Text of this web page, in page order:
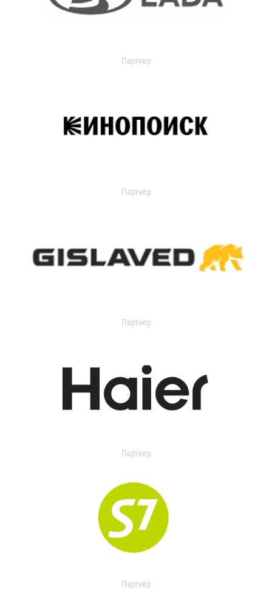
Партнер
Партнер
Партнер
Партнер
Партнер